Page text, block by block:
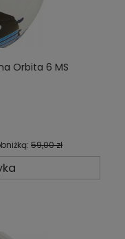
Orbita 6 MS
59,00 zł